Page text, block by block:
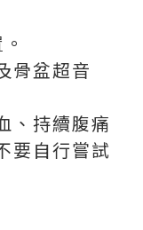
骨盆超音
、持續腹痛
要自行嘗試